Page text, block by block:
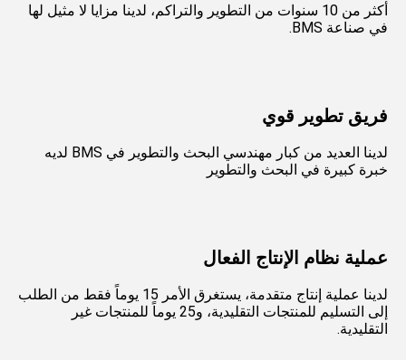
في صناعة BMS.
فريق تطوير قوي
خبرة كبيرة في البحث والتطوير
عملية نظام الإنتاج الفعال
التقليدية.